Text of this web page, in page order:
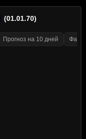
(01.01.70)
Прогноз на 10 дней